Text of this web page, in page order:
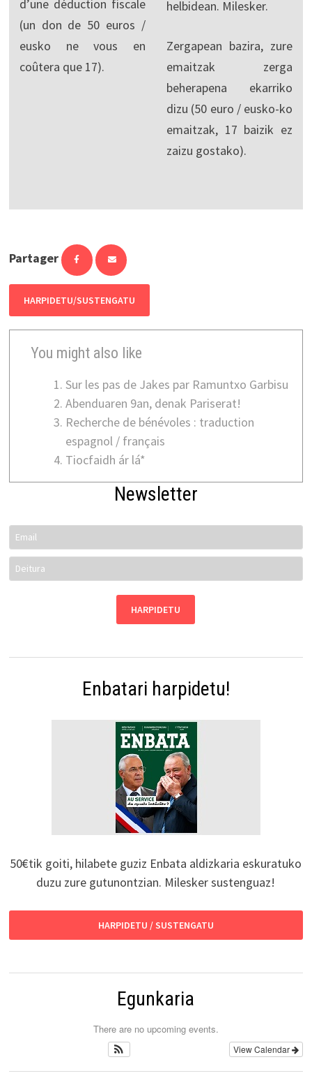
d’une déduction fiscale
(un don de 50 euros /
eusko ne vous en
coûtera que 17).
helbidean. Milesker.
Zergapean bazira, zure
emaitzak zerga
beherapena ekarriko
dizu (50 euro / eusko-ko
emaitzak, 17 baizik ez
zaizu gostako).
Partager
HARPIDETU/SUSTENGATU
You might also like
Sur les pas de Jakes par Ramuntxo Garbisu
Abenduaren 9an, denak Pariserat!
Recherche de bénévoles : traduction
espagnol / français
Tiocfaidh ár lá*
Newsletter
Enbatari harpidetu!
50€tik goiti, hilabete guziz Enbata aldizkaria eskuratuko
duzu zure gutunontzian. Milesker sustenguaz!
HARPIDETU / SUSTENGATU
Egunkaria
There are no upcoming events.
View Calendar